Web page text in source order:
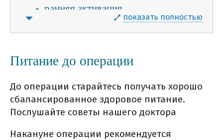
ранняя активация
в больничной палате
борьба с болью
уход за послеоперационной раной
физическая нагрузка
показать полностью
Питание до операции
До операции старайтесь получать хорошо
сбалансированное здоровое питание.
Послушайте советы нашего доктора
Накануне операции рекомендуется